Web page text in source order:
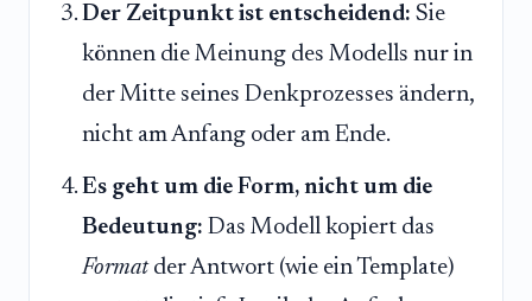
Der Zeitpunkt ist entscheidend: Sie
können die Meinung des Modells nur in
der Mitte seines Denkprozesses ändern,
nicht am Anfang oder am Ende.
Es geht um die Form, nicht um die
Bedeutung: Das Modell kopiert das
Formatder Antwort (wie ein Template)